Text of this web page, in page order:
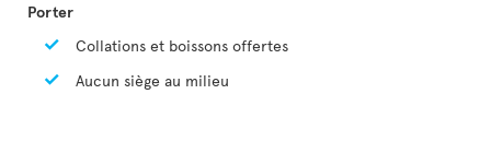
Porter
Collations et boissons offertes
Aucun siège au milieu